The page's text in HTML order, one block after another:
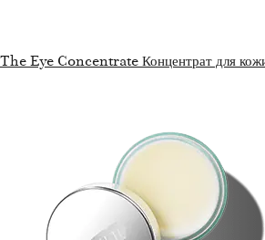
The Eye Concentrate Концентрат для кожи